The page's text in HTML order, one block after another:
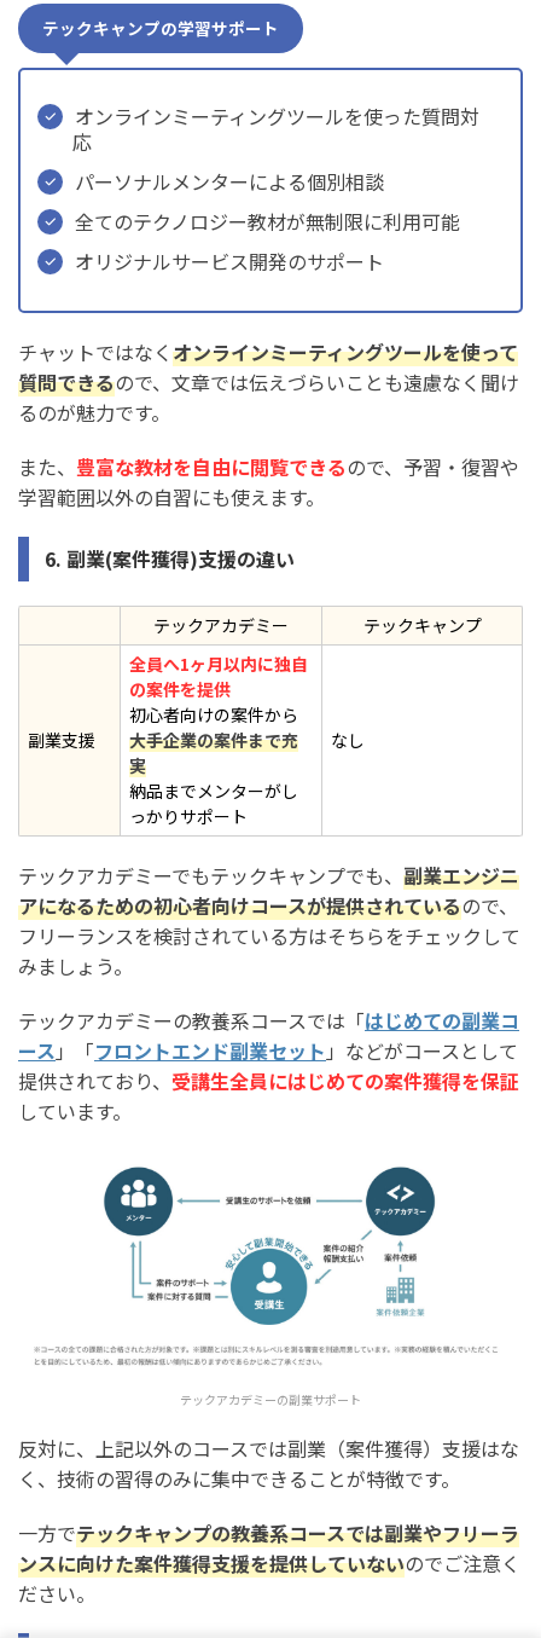
テックキャンプの学習サポート
オンラインミーティングツールを使った質問対
応
パーソナルメンターによる個別相談
全てのテクノロジー教材が無制限に利用可能
オリジナルサービス開発のサポート
チャットではなくオンラインミーティングツールを使って
質問できるので、文章では伝えづらいことも遠慮なく聞け
るのが魅力です。
また、 豊富な教材を自由に閲覧できるので、予習・復習や
学習範囲以外の自習にも使えます。
6. 副業(案件獲得)支援の違い
テックアカデミー テックキャンプ
副業支援
全員へ1ヶ月以内に独自
の案件を提供
初心者向けの案件から
大手企業の案件まで充
実
納品までメンターがし
っかりサポート
なし
テックアカデミーでもテックキャンプでも、 副業エンジニ
アになるための初心者向けコースが提供されているので、
フリーランスを検討されている方はそちらをチェックして
みましょう。
テックアカデミーの教養系コースでは「はじめての副業コ
ース 」「フロントエンド副業セット 」などがコースとして
提供されており、 受講生全員にはじめての案件獲得を保証
しています。
テックアカデミーの副業サポート
反対に、上記以外のコースでは副業（案件獲得）支援はな
く、技術の習得のみに集中できることが特徴です。
一方でテックキャンプの教養系コースでは副業やフリーラ
ンスに向けた案件獲得支援を提供していないのでご注意く
ださい。